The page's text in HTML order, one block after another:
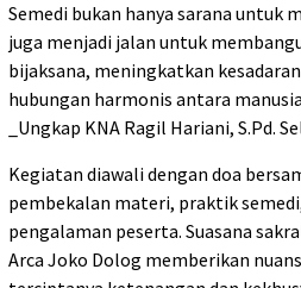
Semedi bukan hanya sarana untuk
juga menjadi jalan untuk
bijaksana, meningkatkan
hubungan harmonis antara
_Ungkap KNA Ragil Hariani, S.Pd.
Kegiatan diawali dengan doa
pembekalan materi, praktik
pengalaman peserta. Suasana
Arca Joko Dolog memberikan